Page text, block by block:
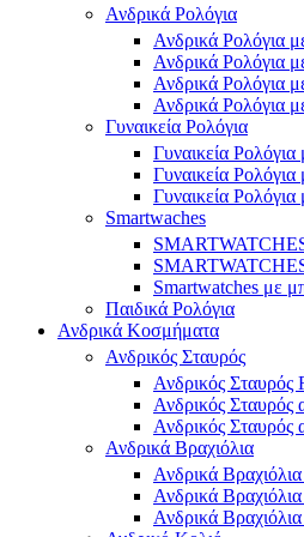
Ανδρικά Ρολόγια
Ανδρικά Ρολόγια
Ανδρικά Ρολόγια
Ανδρικά Ρολόγια
Ανδρικά Ρολόγια
Γυναικεία Ρολόγια
Γυναικεία
Γυναικεία
Γυναικεία
Smartwaches
Smartwatches με
Παιδικά Ρολόγια
Ανδρικά Κοσμήματα
Ανδρικός Σταυρός
Ανδρικός Σταυρός
Ανδρικός Σταυρός
Ανδρικός
Ανδρικά Βραχιόλια
Ανδρικά
Ανδρικά
Ανδρικά